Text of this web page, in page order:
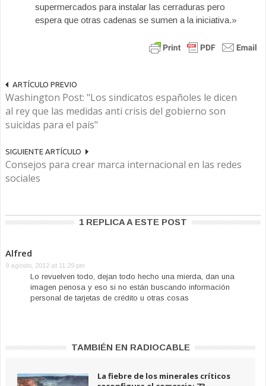
supermercados para instalar las cerraduras pero
espera que otras cadenas se sumen a la iniciativa.»
ARTÍCULO PREVIO
Washington Post: "Los sindicatos españoles le dicen
al rey que las medidas anti crisis del gobierno son
suicidas para el país"
SIGUIENTE ARTÍCULO
Consejos para crear marca internacional en las redes
sociales
1 REPLICA A ESTE POST
Alfred
9 agosto, 2012 at 11:29 pm
Lo revuelven todo, dejan todo hecho una mierda, dan una
imagen penosa y eso si no están buscando información
personal de tarjetas de crédito u otras cosas
TAMBIÉN EN RADIOCABLE
La fiebre de los minerales críticos